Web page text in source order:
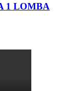
1 LOMBA